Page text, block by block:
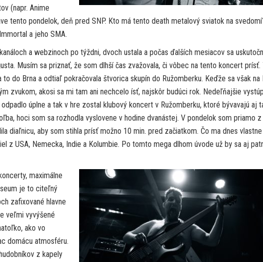
(napr. Anime
tento pondelok, deň pred SNP. Kto má tento death metalový sviatok na
a jeho SMA.
a webzinoch po týždni, dvoch ustala a počas ďalších mesiacov sa
Musím sa priznať, že som dlhší čas zvažovala, či vôbec na tento koncert prísť.
do Brna a odtiaľ pokračovala štvorica skupín do Ružomberku. Keďže sa však na
zvukom, akosi sa mi tam ani nechcelo ísť, najskôr budúci rok. Nedeľňajšie
úplne a tak v hre zostal klubový koncert v Ružomberku, ktoré bývavajú aj
hoci som sa rozhodla vyslovene v hodine dvanástej. V pondelok som priamo z
diaľnicu, aby som stihla prísť možno 10 min. pred začiatkom. Čo ma dnes vlastne
z USA, Nemecka, Indie a Kolumbie. Po tomto mega dlhom úvode už by sa aj
maximálne
je to citeľný
zafixované hlavne
veľmi vyvýšené
ako vo
domácu atmosféru.
z kapely